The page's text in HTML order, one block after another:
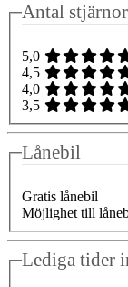
Antal stjärnor
5,0
4,5
4,0
3,5
Lånebil
Gratis lånebil
Möjlighet till
Lediga tider